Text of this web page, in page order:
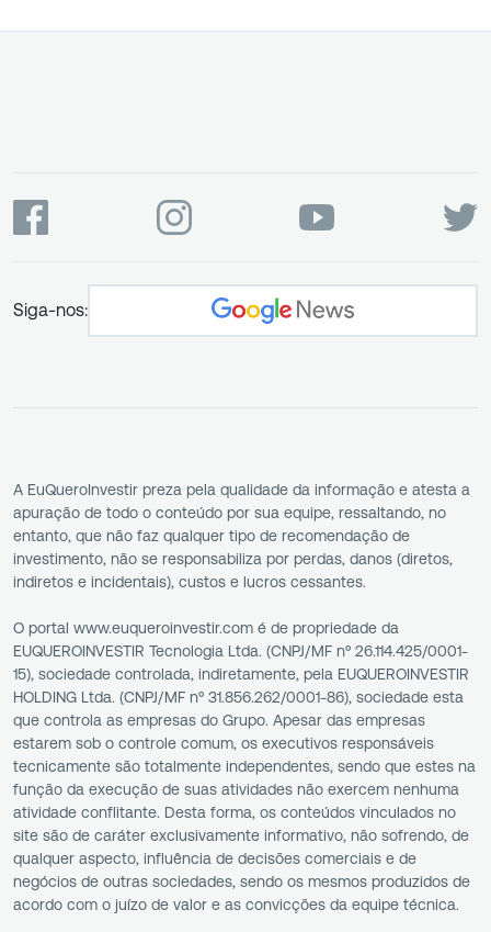
Siga-nos:
A EuQueroInvestir preza pela qualidade da informação e atesta a
apuração de todo o conteúdo por sua equipe, ressaltando, no
entanto, que não faz qualquer tipo de recomendação de
investimento, não se responsabiliza por perdas, danos (diretos,
indiretos e incidentais), custos e lucros cessantes.
O portal www.euqueroinvestir.com é de propriedade da
EUQUEROINVESTIR Tecnologia Ltda. (CNPJ/MF nº 26.114.425/0001-
15), sociedade controlada, indiretamente, pela EUQUEROINVESTIR
HOLDING Ltda. (CNPJ/MF nº 31.856.262/0001-86), sociedade esta
que controla as empresas do Grupo. Apesar das empresas
estarem sob o controle comum, os executivos responsáveis
tecnicamente são totalmente independentes, sendo que estes na
função da execução de suas atividades não exercem nenhuma
atividade conflitante. Desta forma, os conteúdos vinculados no
site são de caráter exclusivamente informativo, não sofrendo, de
qualquer aspecto, influência de decisões comerciais e de
negócios de outras sociedades, sendo os mesmos produzidos de
acordo com o juízo de valor e as convicções da equipe técnica.